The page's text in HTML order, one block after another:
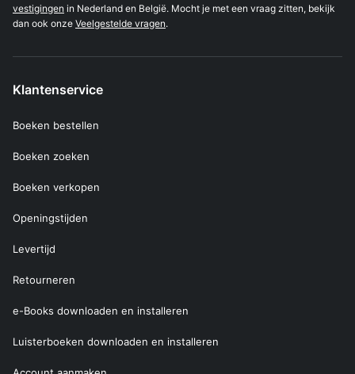
vestigingen in Nederland en België. Mocht je met een vraag zitten, bekijk
dan ook onze Veelgestelde vragen.
Klantenservice
Boeken bestellen
Boeken zoeken
Boeken verkopen
Openingstijden
Levertijd
Retourneren
e-Books downloaden en installeren
Luisterboeken downloaden en installeren